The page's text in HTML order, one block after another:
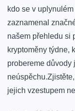
kdo se v
zaznamenal
našem přehledu si
kryptoměny týdne,
probereme
‌jejich vzestupem‌